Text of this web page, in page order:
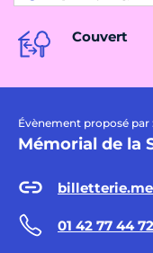
Couvert
Évènement proposé par :
Mémorial de la
01 42 77 44 72